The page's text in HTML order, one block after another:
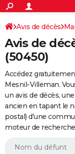
ACTUALITÉS
Politique
Société
Faits Divers
Education
Monde
Villes
+
SPORT
Coupe du monde 2026
Football
Tennis
Cyclisme
Rugby
Forum
FINANCE
Retraite
Impôts
Epargne
Immobilier
Risques naturels par
Banque
Assurance
Crédit
Essais
Réserver un essai
Citadines
Berlines
SUV
Forum auto
+
HIGH-TECH
Mobiles
Meilleur smartphone
Internet
Ordinateurs
Jeux vidéo
Guide high-tech
+BRICOLAGE
Forum
Aménagement intérieur
Extérieur
Cuisine
Salle de bains
Jardinage
Rangement
WEEK-END
Avis de décès
Avis de
(50450)
Accédez
Mesnil-Villeman.
un avis de décès,
ancien en tapant le
postal) d'une
moteur de